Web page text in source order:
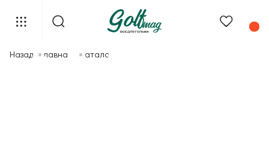
Назад »Главная »Каталог